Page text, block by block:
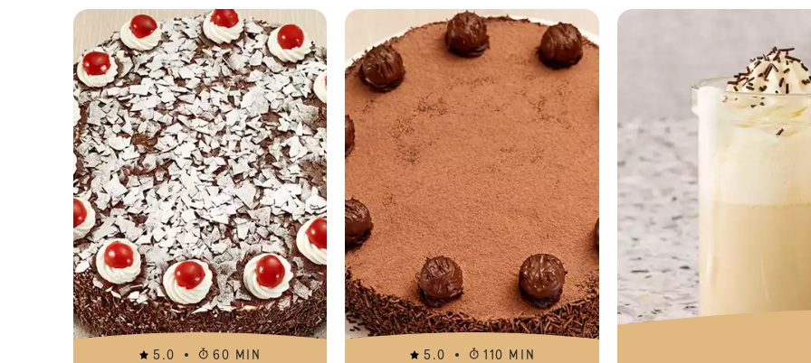
Forêt noire aux griottes
5.0 60 MIN 5.0 110 MIN